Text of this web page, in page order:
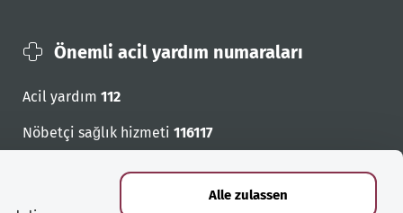
Alle zulassen
Önemli acil yardım numaraları
Acil yardım 112
Nöbetçi sağlık hizmeti 116117
Acil cagri numaralari